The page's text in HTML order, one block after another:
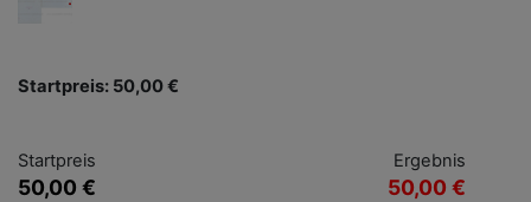
Startpreis: 50,00 €
Startpreis
50,00 €
Ergebnis
50,00 €